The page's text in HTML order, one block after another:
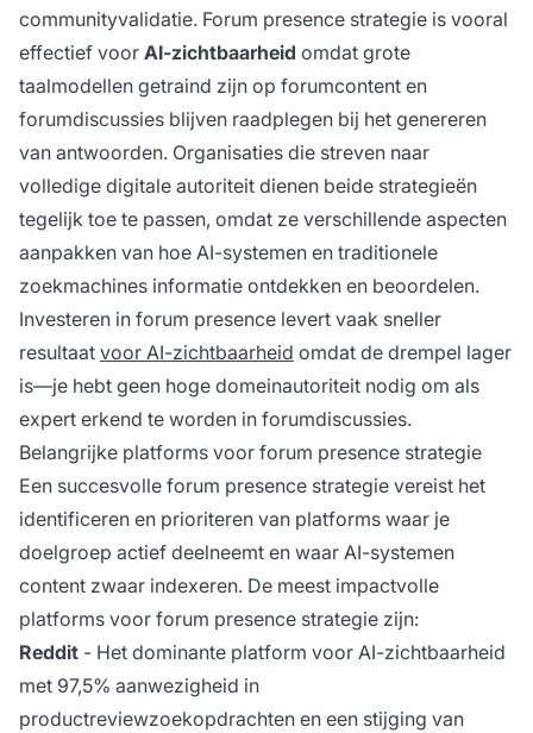
communityvalidatie. Forum presence strategie is vooral
effectief voor AI-zichtbaarheid omdat grote
taalmodellen getraind zijn op forumcontent en
forumdiscussies blijven raadplegen bij het genereren
van antwoorden. Organisaties die streven naar
volledige digitale autoriteit dienen beide strategieën
tegelijk toe te passen, omdat ze verschillende aspecten
aanpakken van hoe AI-systemen en traditionele
zoekmachines informatie ontdekken en beoordelen.
Investeren in forum presence levert vaak sneller
resultaat voor AI-zichtbaarheid omdat de drempel lager
is—je hebt geen hoge domeinautoriteit nodig om als
expert erkend te worden in forumdiscussies.
Belangrijke platforms voor forum presence strategie
Een succesvolle forum presence strategie vereist het
identificeren en prioriteren van platforms waar je
doelgroep actief deelneemt en waar AI-systemen
content zwaar indexeren. De meest impactvolle
platforms voor forum presence strategie zijn:
Reddit - Het dominante platform voor AI-zichtbaarheid
met 97,5% aanwezigheid in
productreviewzoekopdrachten en een stijging van